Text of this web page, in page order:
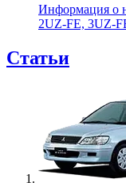
Информация о
2UZ-FE, 3UZ-
Статьи